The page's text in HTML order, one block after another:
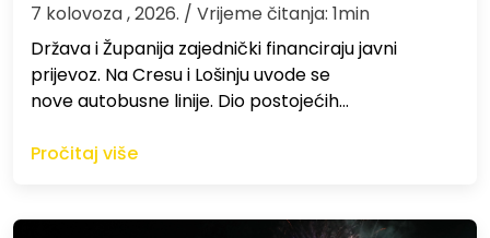
7 kolovoza , 2026. / Vrijeme čitanja: 1min
Država i Županija zajednički financiraju javni
prijevoz. Na Cresu i Lošinju uvode se
nove autobusne linije. Dio postojećih…
Pročitaj više